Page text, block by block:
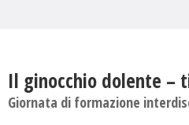
Il ginocchio dolente –
Giornata di formazione